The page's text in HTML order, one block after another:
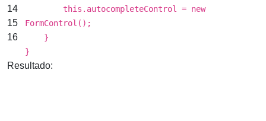
14
15
16
this .autocompleteControl = new
FormControl();
}
}
Resultado: